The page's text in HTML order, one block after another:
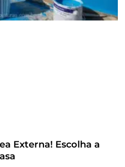
Externa! Escolha a